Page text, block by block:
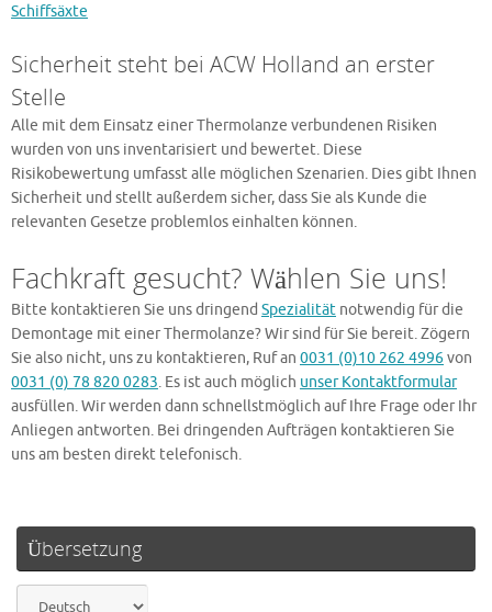
Schiffsäxte
Sicherheit steht bei ACW Holland an erster
Stelle
Alle mit dem Einsatz einer Thermolanze verbundenen Risiken
wurden von uns inventarisiert und bewertet. Diese
Risikobewertung umfasst alle möglichen Szenarien. Dies gibt Ihnen
Sicherheit und stellt außerdem sicher, dass Sie als Kunde die
relevanten Gesetze problemlos einhalten können.
Fachkraft gesucht? Wählen Sie uns!
Bitte kontaktieren Sie uns dringend Spezialität notwendig für die
Demontage mit einer Thermolanze? Wir sind für Sie bereit. Zögern
Sie also nicht, uns zu kontaktieren, Ruf an 0031 (0)10 262 4996von
0031 (0) 78 820 0283. Es ist auch möglich unser Kontaktformular
ausfüllen. Wir werden dann schnellstmöglich auf Ihre Frage oder Ihr
Anliegen antworten. Bei dringenden Aufträgen kontaktieren Sie
uns am besten direkt telefonisch.
Übersetzung